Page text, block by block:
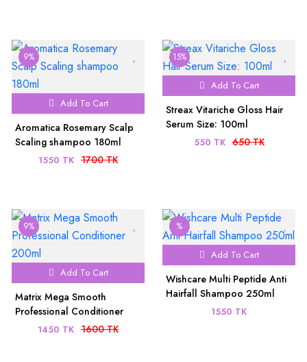
9%
Add To Cart
Aromatica Rosemary Scalp
Scaling shampoo 180ml
1550 TK 1700 TK
15%
Add To Cart
Streax Vitariche Gloss Hair
Serum Size: 100ml
550 TK 650 TK
9%
Add To Cart
Matrix Mega Smooth
Professional Conditioner
200ml1450 TK 1600 TK
%
Add To Cart
Wishcare Multi Peptide Anti
Hairfall Shampoo 250ml
1550 TK